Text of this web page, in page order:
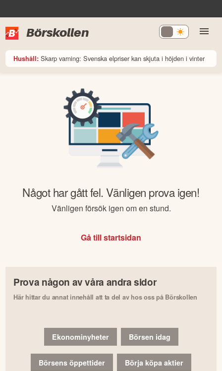
Börskollen
Hushåll: Skarp varning: Svenska elpriser kan skjuta i höjden i vinter
Något har gått fel. Vänligen prova igen!
Vänligen försök igen om en stund.
Gå till startsidan
Prova någon av våra andra sidor
Här hittar du annat innehåll att ta del av hos oss på Börskollen
Ekonominyheter Börsen idag
Börsens öppettider Börja köpa aktier